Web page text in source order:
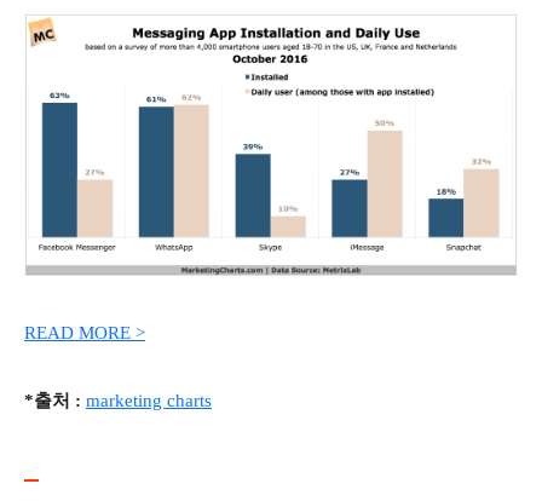
READ MORE >
*출처 : marketing charts